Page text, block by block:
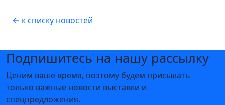
← к списку новостей
Подпишитесь на нашу рассылку
Ценим ваше время, поэтому будем присылать
только важные новости выставки и
спецпредложения.